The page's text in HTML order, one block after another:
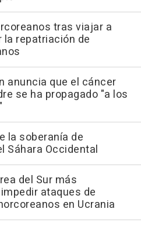
tras viajar a
la repatriación de
anuncia que el cáncer
se ha propagado "a los
la soberanía de
Sáhara Occidental
del Sur más
ataques de
en Ucrania